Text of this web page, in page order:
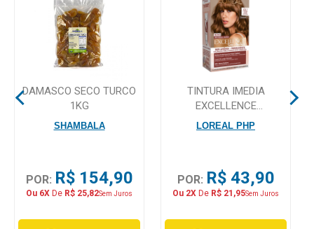
Medicamentos
Cuidado
DAMASCO SECO TURCO
1KG
SHAMBALA
POR: R$ 154,90
Ou 6X De R$ 25,82Sem Juros
TINTURA IMEDIA
EXCELLENCE
PERMANENTE SEM
LOREAL PHP
POR: R$ 43,90
Ou 2X De R$ 21,95Sem Juros